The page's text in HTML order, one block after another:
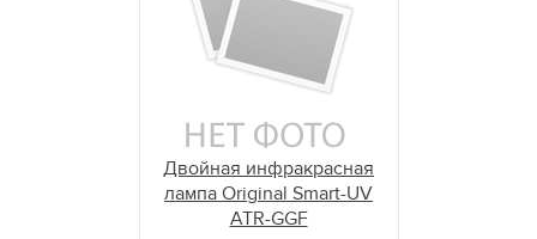
Двойная инфракрасная
лампа Original Smart-UV
ATR-GGF